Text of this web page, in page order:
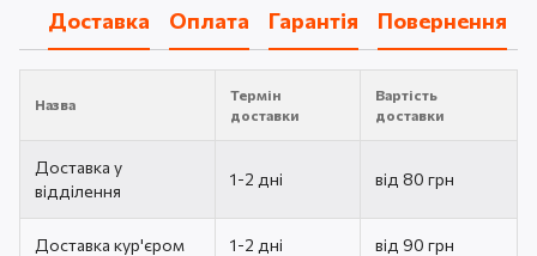
Доставка Оплата Гарантія Повернення
Назва
Термін
доставки
Вартість
доставки
Доставка у
відділення
1-2 дні від 80 грн
Доставка кур'єром 1-2 дні від 90 грн